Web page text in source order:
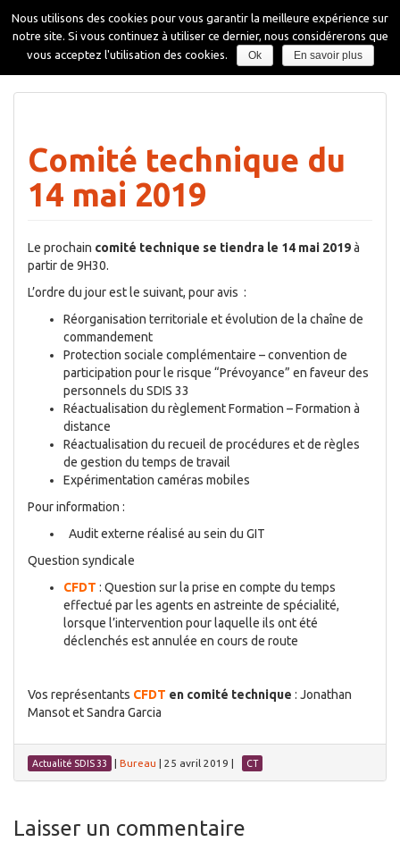
au
contenu
la
Comité technique du
14 mai 2019
Le prochain comité technique se tiendra le 14 mai 2019à
partir de 9H30.
L’ordre du jour est le suivant, pour avis :
Réorganisation territoriale et évolution de la chaîne de
commandement
Protection sociale complémentaire – convention de
participation pour le risque “Prévoyance” en faveur des
personnels du SDIS 33
Réactualisation du règlement Formation – Formation à
distance
Réactualisation du recueil de procédures et de règles
de gestion du temps de travail
Expérimentation caméras mobiles
Pour information :
Audit externe réalisé au sein du GIT
Question syndicale
CFDT : Question sur la prise en compte du temps
effectué par les agents en astreinte de spécialité,
lorsque l’intervention pour laquelle ils ont été
déclenchés est annulée en cours de route
Vos représentants CFDT en comité technique : Jonathan
Mansot et Sandra Garcia
Actualité SDIS 33 Bureau 25 avril 2019 CT
Laisser un commentaire
Nous utilisons des cookies pour vous garantir la meilleure expérience sur
notre site. Si vous continuez à utiliser ce dernier, nous considérerons que
vous acceptez l'utilisation des cookies.
Ok En savoir plus